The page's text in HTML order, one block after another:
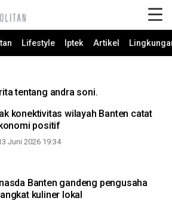
Lifestyle Iptek Artikel
tentang andra soni.
wilayah Banten catat
positif
Juni 2026 19:34
Banten gandeng pengusaha
kuliner lokal